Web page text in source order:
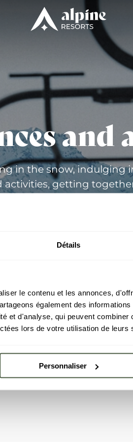
Détails
le contenu et les annonces,
également des
et d'analyse, qui peuvent
lors de votre utilisation de leurs
Personnaliser
and
in the snow, indulging
activities, getting